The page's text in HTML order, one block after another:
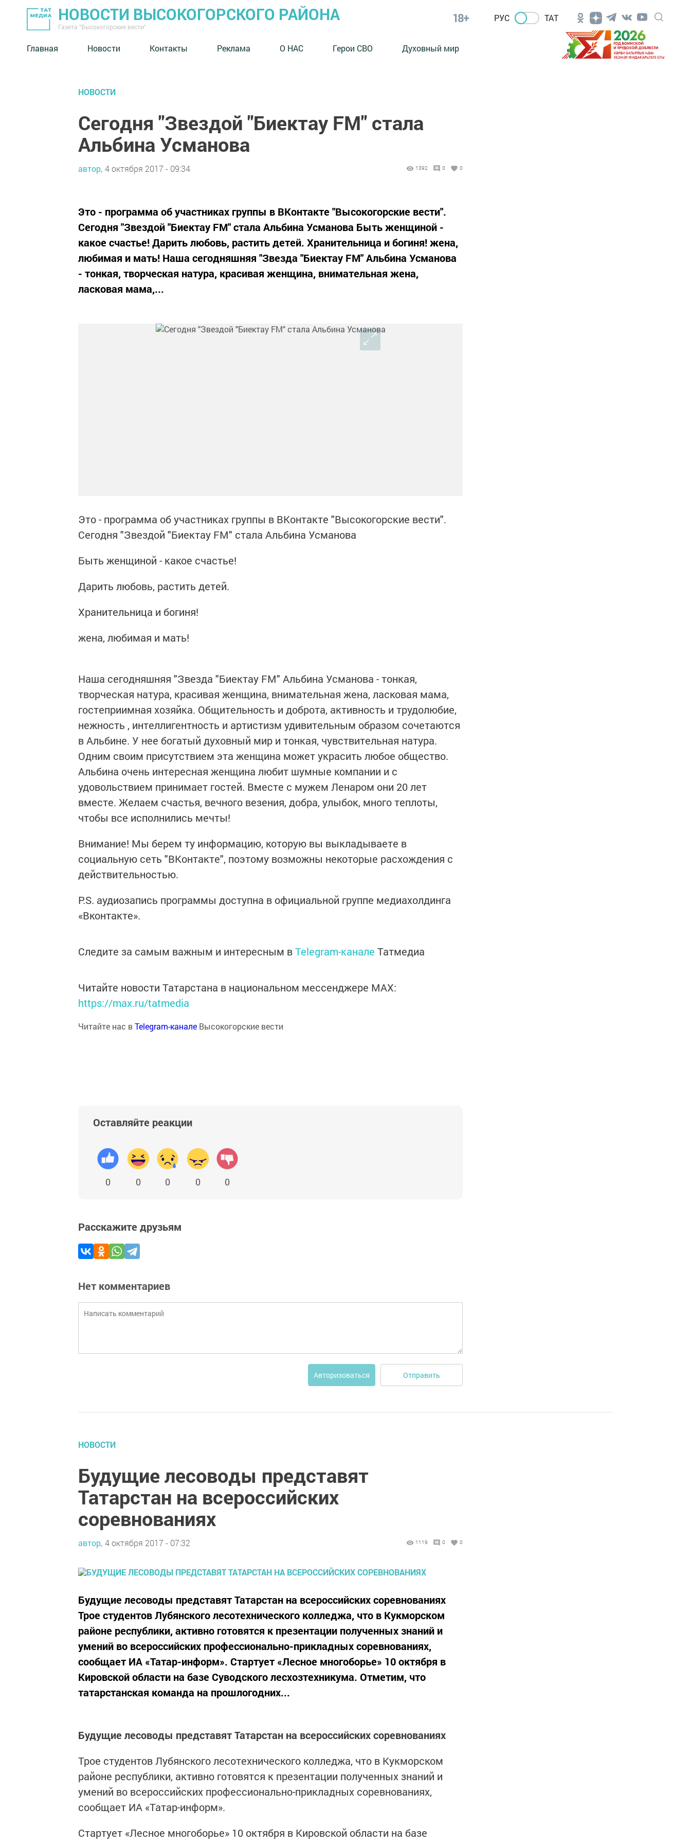
НОВОСТИ ВЫСОКОГОРСКОГО РАЙОНА
Газета "Высокогорские вести"
18+ РУС ТАТ
Главная Новости Контакты Реклама О НАС Герои СВО Духовный мир
НОВОСТИ
Сегодня "Звездой "Биектау FM" стала
Альбина Усманова
автор, 4 октября 2017 - 09:34 1392 0 0
Это - программа об участниках группы в ВКонтакте "Высокогорские вести".
Сегодня "Звездой "Биектау FM" стала Альбина Усманова Быть женщиной -
какое счастье! Дарить любовь, растить детей. Хранительница и богиня! жена,
любимая и мать! Наша сегодняшняя "Звезда "Биектау FM" Альбина Усманова
- тонкая, творческая натура, красивая женщина, внимательная жена,
ласковая мама,...
Это - программа об участниках группы в ВКонтакте "Высокогорские вести".
Сегодня "Звездой "Биектау FM" стала Альбина Усманова
Быть женщиной - какое счастье!
Дарить любовь, растить детей.
Хранительница и богиня!
жена, любимая и мать!
Наша сегодняшняя "Звезда "Биектау FM" Альбина Усманова - тонкая,
творческая натура, красивая женщина, внимательная жена, ласковая мама,
гостеприимная хозяйка. Общительность и доброта, активность и трудолюбие,
нежность , интеллигентность и артистизм удивительным образом сочетаются
в Альбине. У нее богатый духовный мир и тонкая, чувствительная натура.
Одним своим присутствием эта женщина может украсить любое общество.
Альбина очень интересная женщина любит шумные компании и с
удовольствием принимает гостей. Вместе с мужем Ленаром они 20 лет
вместе. Желаем счастья, вечного везения, добра, улыбок, много теплоты,
чтобы все исполнились мечты!
Внимание! Мы берем ту информацию, которую вы выкладываете в
социальную сеть "ВКонтакте", поэтому возможны некоторые расхождения с
действительностью.
P.S. аудиозапись программы доступна в официальной группе медиахолдинга
«Вконтакте».
Следите за самым важным и интересным вTelegram-канале Татмедиа
Читайте новости Татарстана в национальном мессенджере MАХ:
https://max.ru/tatmedia
Читайте нас вTelegram-канале Высокогорские вести
Оставляйте реакции
0 0 0 0 0
Расскажите друзьям
Нет комментариев
Авторизоваться Отправить
НОВОСТИ
Будущие лесоводы представят
Татарстан на всероссийских
соревнованиях
автор, 4 октября 2017 - 07:32 1119 0 0
Будущие лесоводы представят Татарстан на всероссийских соревнованиях
Трое студентов Лубянского лесотехнического колледжа, что в Кукморском
районе республики, активно готовятся к презентации полученных знаний и
умений во всероссийских профессионально-прикладных соревнованиях,
сообщает ИА «Татар-информ». Стартует «Лесное многоборье» 10 октября в
Кировской области на базе Суводского лесхозтехникума. Отметим, что
татарстанская команда на прошлогодних...
Будущие лесоводы представят Татарстан на всероссийских соревнованиях
Трое студентов Лубянского лесотехнического колледжа, что в Кукморском
районе республики, активно готовятся к презентации полученных знаний и
умений во всероссийских профессионально-прикладных соревнованиях,
сообщает ИА «Татар-информ».
Стартует «Лесное многоборье» 10 октября в Кировской области на базе